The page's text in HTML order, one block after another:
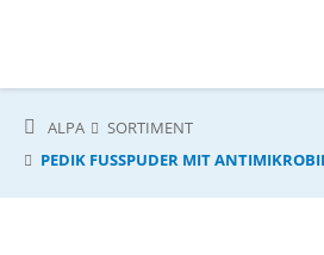
ALPA
SORTIMENT
PEDIK FUSSPUDER MIT